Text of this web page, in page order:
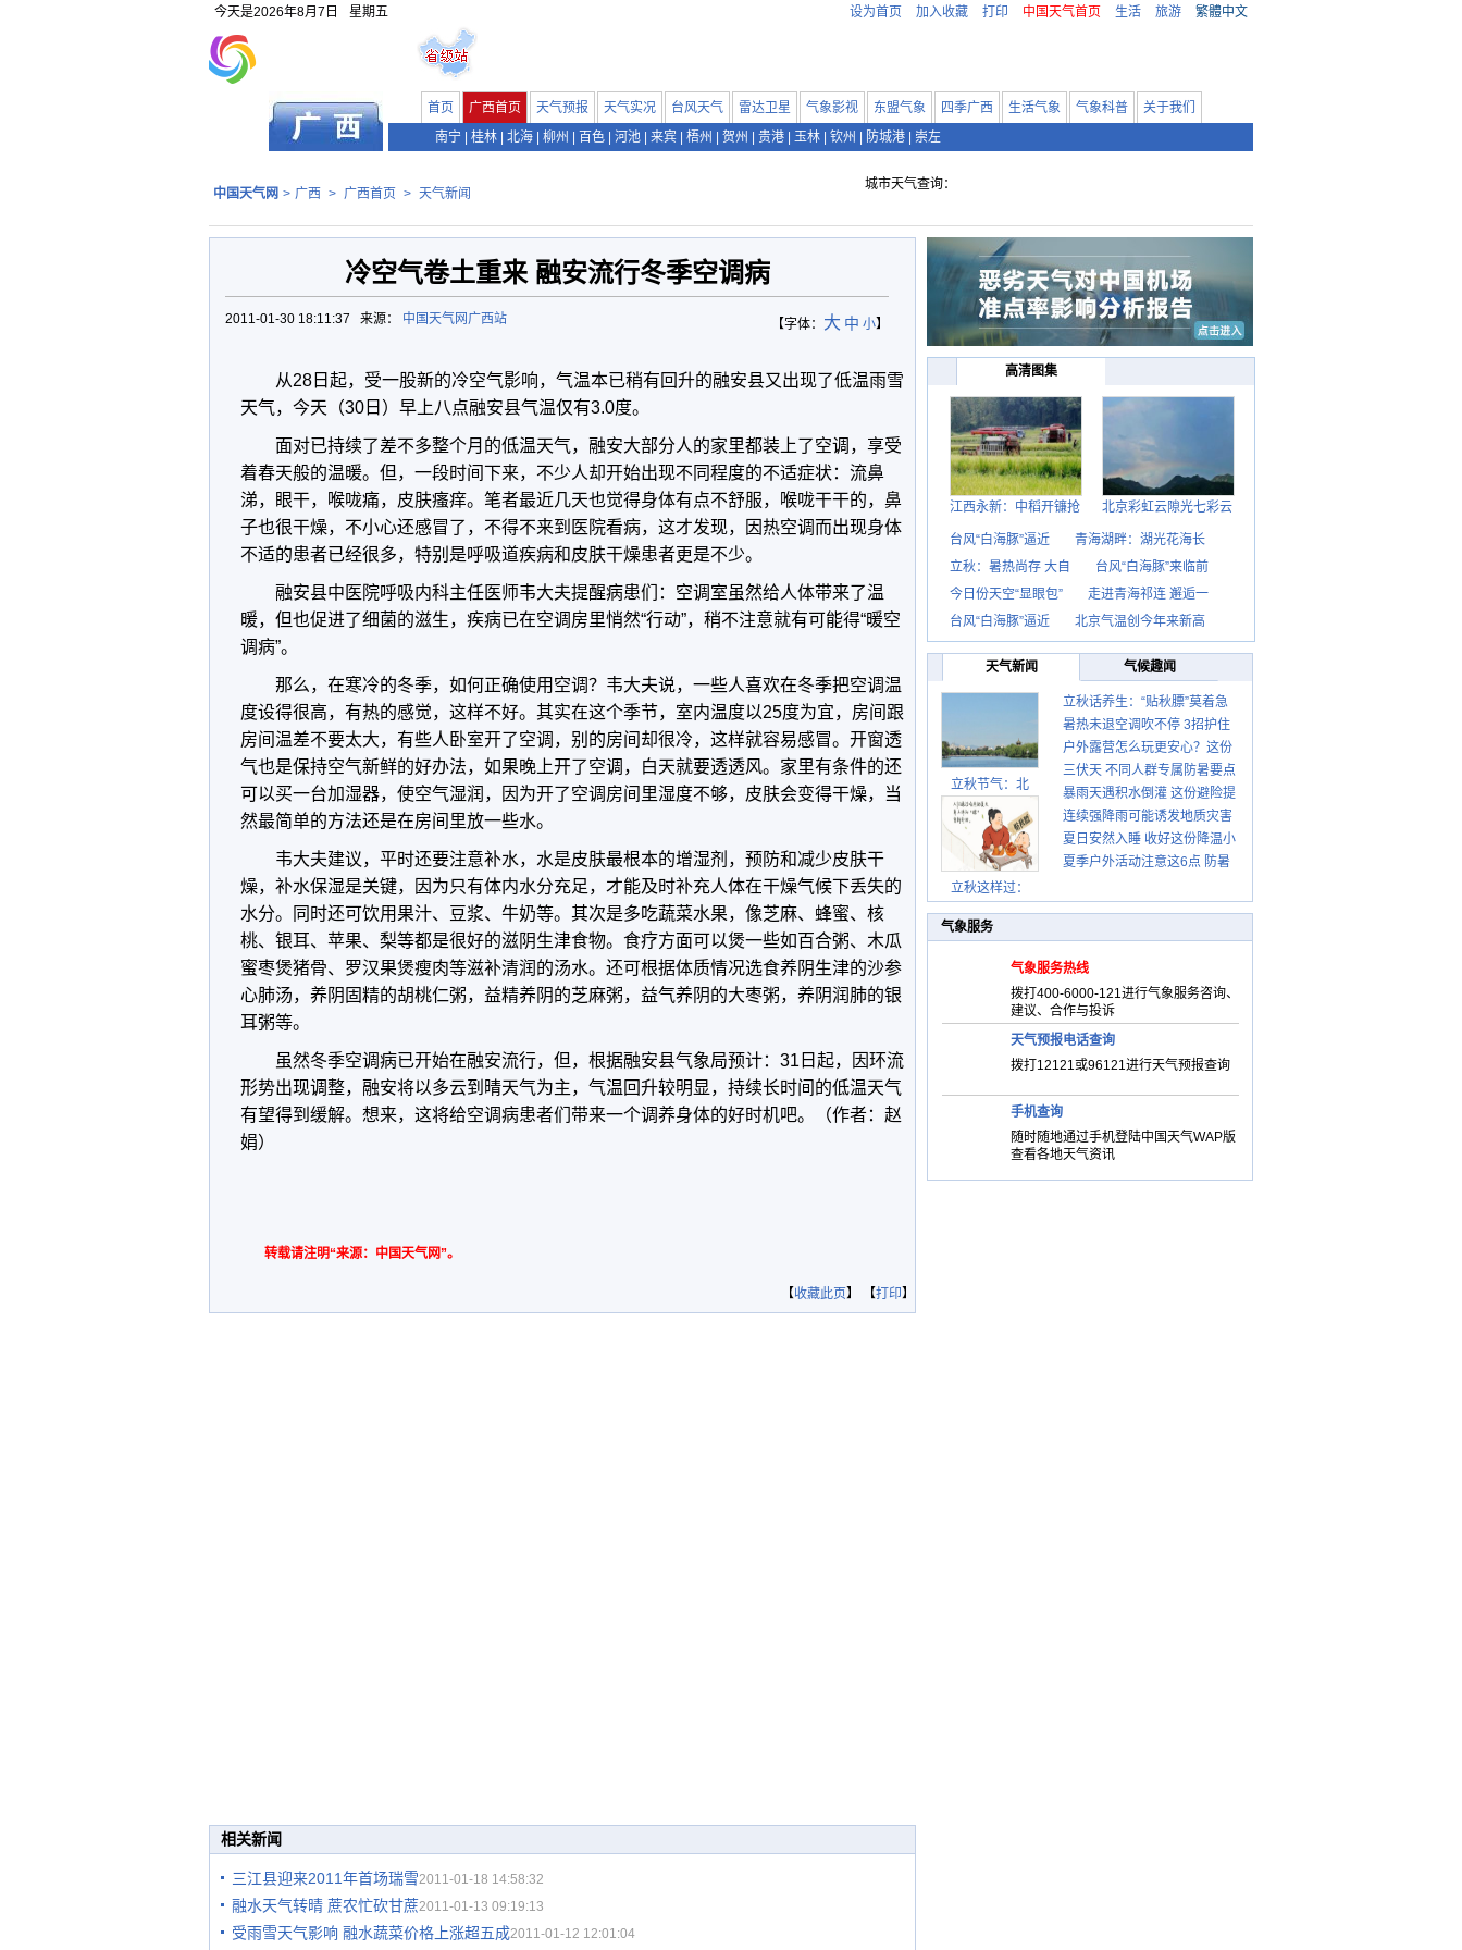
今天是2026年8月7日 星期五 设为首页 加入收藏 打印 中国天气首页 生活 旅游 繁體中文
首页 广西首页 天气预报 天气实况 台风天气 雷达卫星 气象影视 东盟气象 四季广西 生活气象 气象科普
关于我们
南宁
桂林 北海 柳州 百色 河池 来宾 梧州 贺州 贵港 玉林 钦州 防城港 崇左
中国天气网 > 广西 > 广西首页 > 天气新闻
城市天气查询：
冷空气卷土重来 融安流行冬季空调病
【字体： 大 中 小】
2011-01-30 18:11:37 来源： 中国天气网广西站
从28日起，受一股新的冷空气影响，气温本已稍有回升的融安县又出现了低温雨雪
天气，今天（30日）早上八点融安县气温仅有3.0度。
面对已持续了差不多整个月的低温天气，融安大部分人的家里都装上了空调，享受
着春天般的温暖。但，一段时间下来，不少人却开始出现不同程度的不适症状：流鼻
涕，眼干，喉咙痛，皮肤瘙痒。笔者最近几天也觉得身体有点不舒服，喉咙干干的，鼻
子也很干燥，不小心还感冒了，不得不来到医院看病，这才发现，因热空调而出现身体
不适的患者已经很多，特别是呼吸道疾病和皮肤干燥患者更是不少。
融安县中医院呼吸内科主任医师韦大夫提醒病患们：空调室虽然给人体带来了温
暖，但也促进了细菌的滋生，疾病已在空调房里悄然“行动”，稍不注意就有可能得“暖空
调病”。
那么，在寒冷的冬季，如何正确使用空调？韦大夫说，一些人喜欢在冬季把空调温
度设得很高，有热的感觉，这样不好。其实在这个季节，室内温度以25度为宜，房间跟
房间温差不要太大，有些人卧室开了空调，别的房间却很冷，这样就容易感冒。开窗透
气也是保持空气新鲜的好办法，如果晚上开了空调，白天就要透透风。家里有条件的还
可以买一台加湿器，使空气湿润，因为开了空调房间里湿度不够，皮肤会变得干燥，当
然最简单的方法还是在房间里放一些水。
韦大夫建议，平时还要注意补水，水是皮肤最根本的增湿剂，预防和减少皮肤干
燥，补水保湿是关键，因为只有体内水分充足，才能及时补充人体在干燥气候下丢失的
水分。同时还可饮用果汁、豆浆、牛奶等。其次是多吃蔬菜水果，像芝麻、蜂蜜、核
桃、银耳、苹果、梨等都是很好的滋阴生津食物。食疗方面可以煲一些如百合粥、木瓜
蜜枣煲猪骨、罗汉果煲瘦肉等滋补清润的汤水。还可根据体质情况选食养阴生津的沙参
心肺汤，养阴固精的胡桃仁粥，益精养阴的芝麻粥，益气养阴的大枣粥，养阴润肺的银
耳粥等。
虽然冬季空调病已开始在融安流行，但，根据融安县气象局预计：31日起，因环流
形势出现调整，融安将以多云到晴天气为主，气温回升较明显，持续长时间的低温天气
有望得到缓解。想来，这将给空调病患者们带来一个调养身体的好时机吧。（作者： 赵
娟）
转载请注明“来源：中国天气网”。
【收藏此页】 【打印】
相关新闻
三江县迎来2011年首场瑞雪2011-01-18 14:58:32
融水天气转晴 蔗农忙砍甘蔗2011-01-13 09:19:13
受雨雪天气影响 融水蔬菜价格上涨超五成2011-01-12 12:01:04
高清图集
江西永新：中稻开镰抢 北京彩虹云隙光七彩云
台风“白海豚”逼近
青海湖畔：湖光花海长
立秋：暑热尚存 大自
台风“白海豚”来临前
今日份天空“显眼包”
走进青海祁连 邂逅一
台风“白海豚”逼近
北京气温创今年来新高
天气新闻 气候趣闻
立秋节气：北
立秋这样过：
立秋话养生：“贴秋膘”莫着急
先清暑再防燥
暑热未退空调吹不停 3招护住
肩颈不酸痛
户外露营怎么玩更安心？这份
攻略请收好
三伏天 不同人群专属防暑要点
请收好
暴雨天遇积水倒灌 这份避险提
示请收好
连续强降雨可能诱发地质灾害
这些前兆要知道
夏日安然入睡 收好这份降温小
贴士
夏季户外活动注意这6点 防暑
气象服务
气象服务热线
拨打400-6000-121进行气象服务咨询、
建议、合作与投诉
天气预报电话查询
拨打12121或96121进行天气预报查询
手机查询
随时随地通过手机登陆中国天气WAP版
查看各地天气资讯